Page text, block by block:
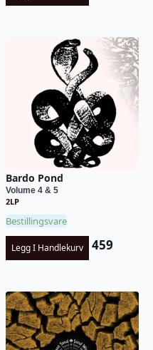
Bardo Pond
Volume 4 & 5
2LP
Bestillingsvare
Legg I Handlekurv 459